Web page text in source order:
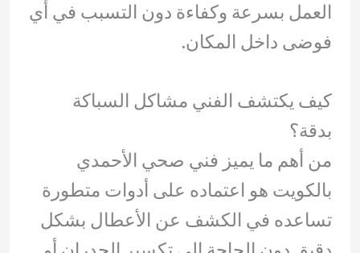
العمل بسرعة وكفاءة دون التسبب في أي
فوضى داخل المكان.
كيف يكتشف الفني مشاكل السباكة
بدقة؟
من أهم ما يميز فني صحي الأحمدي
بالكويت هو اعتماده على أدوات متطورة
تساعده في الكشف عن الأعطال بشكل